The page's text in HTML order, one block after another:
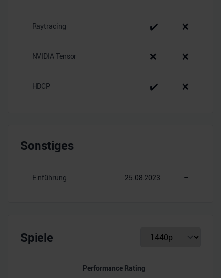
Raytracing ✔️ ❌
NVIDIA Tensor ❌ ❌
HDCP ✔️ ❌
Sonstiges
Einführung 25.08.2023 –
Spiele
Performance Rating